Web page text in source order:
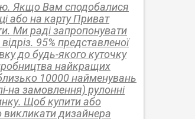
Якщо Вам сподобалися
або на карту Приват
Ми раді запропонувати
95% представленої
до будь-якого куточку
найкращих
10000 найменувань
на замовлення) рулонні
Щоб купити або
викликати дизайнера